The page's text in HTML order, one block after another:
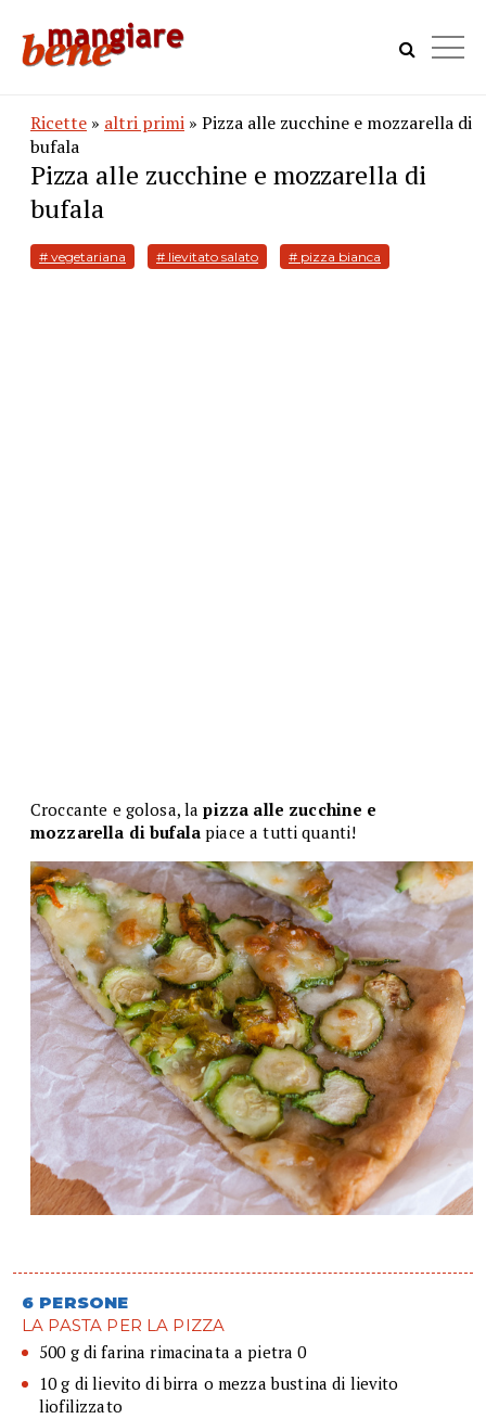
Ricette » altri primi » Pizza alle zucchine e mozzarella di
bufala
Pizza alle zucchine e mozzarella di
bufala
# vegetariana # lievitato salato # pizza bianca
Croccante e golosa, lapizza alle zucchine e
mozzarella di bufala piace a tutti quanti!
6 PERSONE
LA PASTA PER LA PIZZA
500 g di farina rimacinata a pietra 0
10 g di lievito di birra o mezza bustina di lievito
liofilizzato